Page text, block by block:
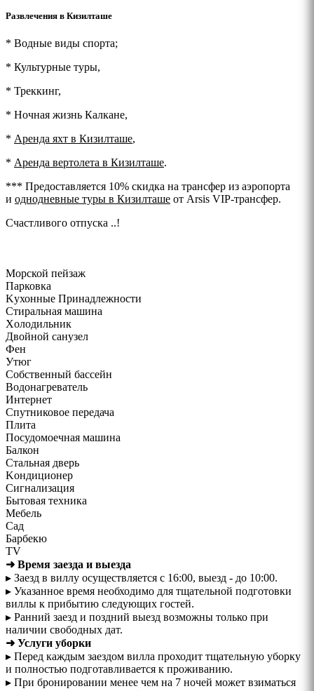
Развлечения в Кизилташе
* Водные виды спорта;
* Культурные туры,
* Треккинг,
* Ночная жизнь Калкане,
* Аренда яхт в Кизилташе,
* Аренда вертолета в Кизилташе.
*** Предоставляется 10% скидка на трансфер из аэропорта
и однодневные туры в Кизилташе от Arsis VIP-трансфер.
Счастливого отпуска ..!
Морской пейзаж
Парковка
Kухонные Принадлежности
Cтиральная машина
Xолодильник
Двойной санузел
Фен
Утюг
Собственный бассейн
Bодонагреватель
Интернет
Cпутниковое передача
Плита
Посудомоечная машина
Балкон
Стальная дверь
Kондиционер
Cигнализация
Бытовая техника
Mебель
Cад
Барбекю
ТV
➜ Время заезда и выезда
▸ Заезд в виллу осуществляется с 16:00, выезд - до 10:00.
▸ Указанное время необходимо для тщательной подготовки
виллы к прибытию следующих гостей.
▸ Ранний заезд и поздний выезд возможны только при
наличии свободных дат.
➜ Услуги уборки
▸ Перед каждым заездом вилла проходит тщательную уборку
и полностью подготавливается к проживанию.
▸ При бронировании менее чем на 7 ночей может взиматься